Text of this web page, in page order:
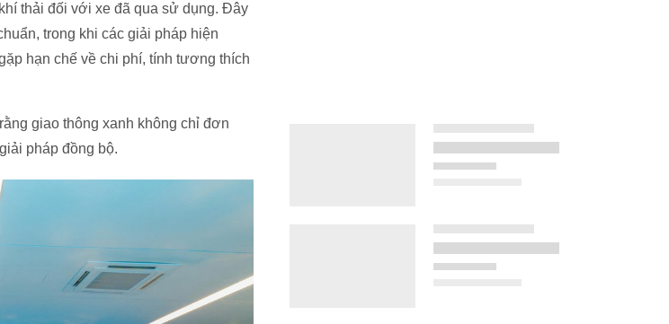
thải đối với xe đã qua sử dụng. Đây
trong khi các giải pháp hiện
hạn chế về chi phí, tính tương thích
giao thông xanh không chỉ đơn
pháp đồng bộ.